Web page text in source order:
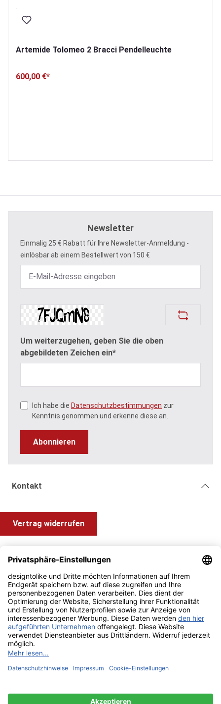
Artemide Tolomeo 2 Bracci Pendelleuchte
600,00 €*
Newsletter
Einmalig 25 € Rabatt für Ihre Newsletter-Anmeldung -
einlösbar ab einem Bestellwert von 150 €
Um weiterzugehen, geben Sie die oben
abgebildeten Zeichen ein*
Ich habe die Datenschutzbestimmungen zur
Kenntnis genommen und erkenne diese an.
Abonnieren
Kontakt
Vertrag widerrufen
Information und Impressum
Zahlung & Versand
Impressum AGB
und ggf. Nachnahmegebühren, wenn nicht anders angegeben.